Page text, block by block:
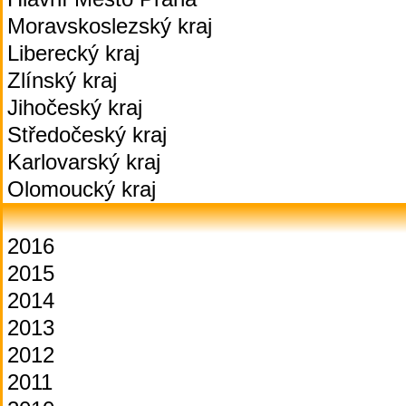
Moravskoslezský kraj
Liberecký kraj
Zlínský kraj
Jihočeský kraj
Středočeský kraj
Karlovarský kraj
Olomoucký kraj
2016
2015
2014
2013
2012
2011